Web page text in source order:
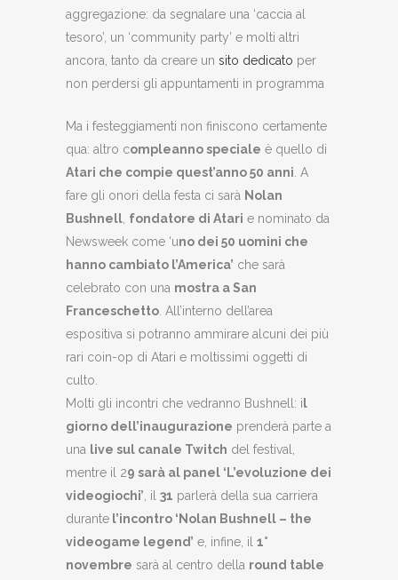
aggregazione: da segnalare una ‘caccia al
tesoro’, un ‘community party’ e molti altri
ancora, tanto da creare un sito dedicato per
non perdersi gli appuntamenti in programma
Ma i festeggiamenti non finiscono certamente
qua: altro compleanno speciale è quello di
Atari che compie quest’anno 50 anni. A
fare gli onori della festa ci sarà Nolan
Bushnell, fondatore di Atari e nominato da
Newsweek come ‘uno dei 50 uomini che
hanno cambiato l’America’ che sarà
celebrato con una mostra a San
Franceschetto. All’interno dell’area
espositiva si potranno ammirare alcuni dei più
rari coin-op di Atari e moltissimi oggetti di
culto.
Molti gli incontri che vedranno Bushnell: il
giorno dell’inaugurazione prenderà parte a
una live sul canale Twitch del festival,
mentre il 29 sarà al panel ‘L’evoluzione dei
videogiochi’, il 31 parlerà della sua carriera
durante l’incontro ‘Nolan Bushnell – the
videogame legend’ e, infine, il 1°
novembre sarà al centro della round table